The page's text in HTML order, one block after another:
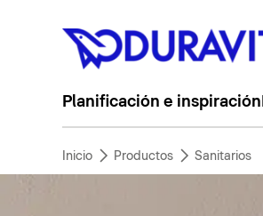
Planificación e inspiración
Inicio Productos Sanitarios